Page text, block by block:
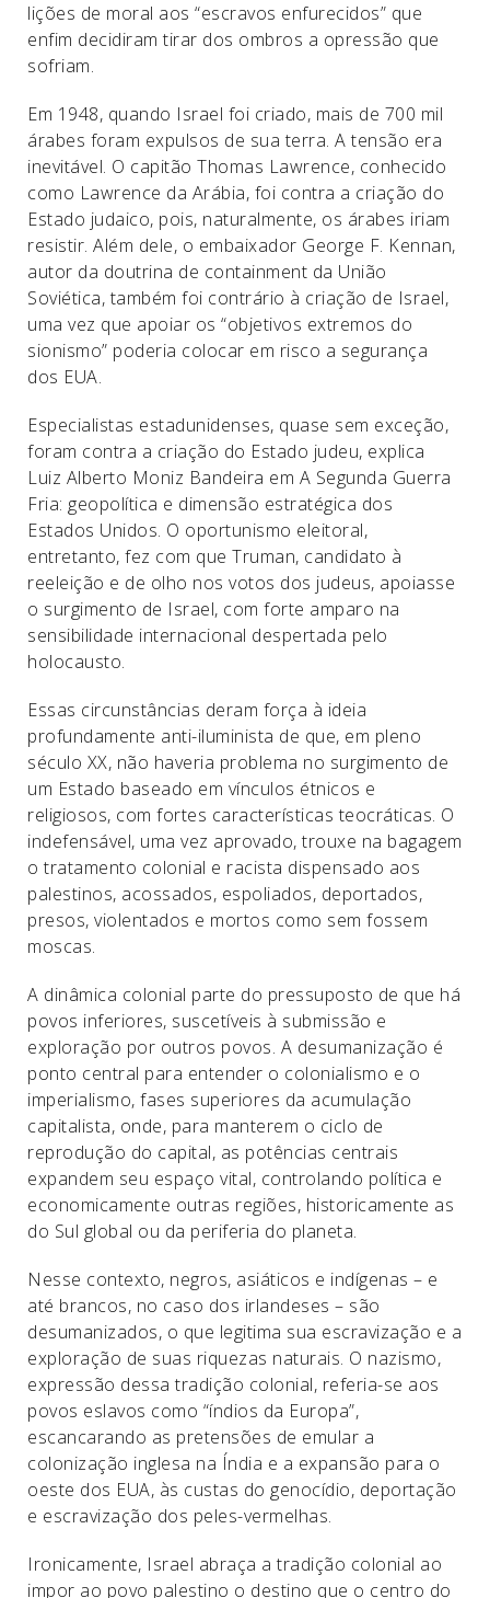
lições de moral aos “escravos enfurecidos” que
enfim decidiram tirar dos ombros a opressão que
sofriam.
Em 1948, quando Israel foi criado, mais de 700 mil
árabes foram expulsos de sua terra. A tensão era
inevitável. O capitão Thomas Lawrence, conhecido
como Lawrence da Arábia, foi contra a criação do
Estado judaico, pois, naturalmente, os árabes iriam
resistir. Além dele, o embaixador George F. Kennan,
autor da doutrina de containment da União
Soviética, também foi contrário à criação de Israel,
uma vez que apoiar os “objetivos extremos do
sionismo” poderia colocar em risco a segurança
dos EUA.
Especialistas estadunidenses, quase sem exceção,
foram contra a criação do Estado judeu, explica
Luiz Alberto Moniz Bandeira em A Segunda Guerra
Fria: geopolítica e dimensão estratégica dos
Estados Unidos. O oportunismo eleitoral,
entretanto, fez com que Truman, candidato à
reeleição e de olho nos votos dos judeus, apoiasse
o surgimento de Israel, com forte amparo na
sensibilidade internacional despertada pelo
holocausto.
Essas circunstâncias deram força à ideia
profundamente anti-iluminista de que, em pleno
século XX, não haveria problema no surgimento de
um Estado baseado em vínculos étnicos e
religiosos, com fortes características teocráticas. O
indefensável, uma vez aprovado, trouxe na bagagem
o tratamento colonial e racista dispensado aos
palestinos, acossados, espoliados, deportados,
presos, violentados e mortos como sem fossem
moscas.
A dinâmica colonial parte do pressuposto de que há
povos inferiores, suscetíveis à submissão e
exploração por outros povos. A desumanização é
ponto central para entender o colonialismo e o
imperialismo, fases superiores da acumulação
capitalista, onde, para manterem o ciclo de
reprodução do capital, as potências centrais
expandem seu espaço vital, controlando política e
economicamente outras regiões, historicamente as
do Sul global ou da periferia do planeta.
Nesse contexto, negros, asiáticos e indígenas – e
até brancos, no caso dos irlandeses – são
desumanizados, o que legitima sua escravização e a
exploração de suas riquezas naturais. O nazismo,
expressão dessa tradição colonial, referia-se aos
povos eslavos como “índios da Europa”,
escancarando as pretensões de emular a
colonização inglesa na Índia e a expansão para o
oeste dos EUA, às custas do genocídio, deportação
e escravização dos peles-vermelhas.
Ironicamente, Israel abraça a tradição colonial ao
impor ao povo palestino o destino que o centro do